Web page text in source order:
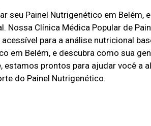
seu Painel Nutrigenético em
Nossa Clínica Médica Popular de
para a análise nutricional
em Belém, e descubra como sua
estamos prontos para ajudar você a
do Painel Nutrigenético.